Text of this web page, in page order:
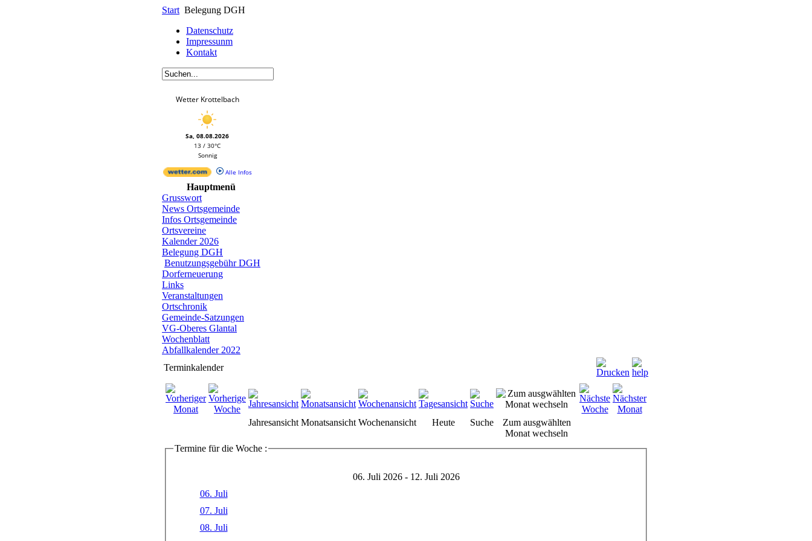
Start Belegung DGH
Datenschutz
Impressunm
Kontakt
Wetter Krottelbach
Sa, 08.08.2026
13 / 30°C
Sonnig
Alle Infos
Hauptmenü
Grusswort
News Ortsgemeinde
Infos Ortsgemeinde
Ortsvereine
Kalender 2026
Belegung DGH
Benutzungsgebühr DGH
Dorferneuerung
Links
Veranstaltungen
Ortschronik
Gemeinde-Satzungen
VG-Oberes Glantal
Wochenblatt
Abfallkalender 2022
Terminkalender
Jahresansicht Monatsansicht Wochenansicht Heute Suche
Zum ausgwählten
Monat wechseln
Termine für die Woche :
06. Juli 2026 - 12. Juli 2026
06. Juli
07. Juli
08. Juli